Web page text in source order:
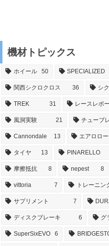
機材トピックス
ホイール 50 SPECIALIZED
関西シクロクロス 36 シ
TREK 31 レースレポ
風洞実験 21 チューブ
Cannondale 13 エアロロ
タイヤ 13 PINARELLO
摩擦抵抗 8 nepest 8
vittoria 7 トレーニン
サプリメント 7
ディスクブレーキ 6 グ
SuperSixEVO 6